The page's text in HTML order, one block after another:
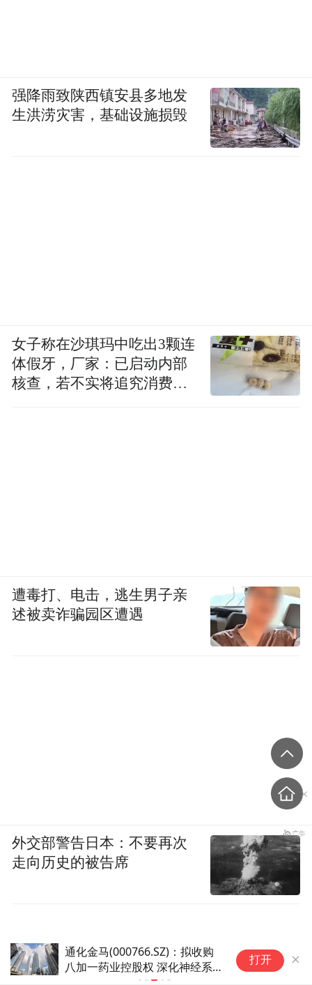
通化金马(000766.SZ)：拟收购
八加一药业控股权 深化神经系
统疾病领域布局
鲁信创投：
于港交所上
打开
强降雨致陕西镇安县多地发
生洪涝灾害，基础设施损毁
女子称在沙琪玛中吃出3颗连
体假牙，厂家：已启动内部
核查，若不实将追究消费者
遭毒打、电击，逃生男子亲
述被卖诈骗园区遭遇
外交部警告日本：不要再次
走向历史的被告席